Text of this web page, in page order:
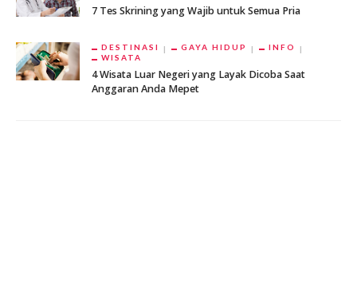
7 Tes Skrining yang Wajib untuk Semua Pria
DESTINASI GAYA HIDUP
INFO
WISATA
4 Wisata Luar Negeri yang Layak Dicoba Saat
Anggaran Anda Mepet